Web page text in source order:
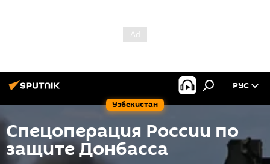
Узбекистан
РУС
Спецоперация России по
защите Донбасса